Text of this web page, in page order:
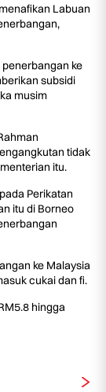
Labuan
ke
subsidi
musim
tidak
itu.
Perikatan
itu di Borneo
ke Malaysia
cukai dan fi.
hingga